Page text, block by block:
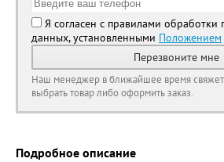
Я согласен с правилами обработки
данных, установленными Положением
Перезвоните мне
Наш менеджер в ближайшее время
выбрать товар либо оформить заказ.
Подробное описание